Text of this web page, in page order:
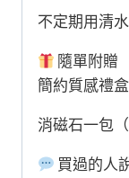
不定期用清
隨單附贈
簡約質感禮盒
消磁石一包
買過的人